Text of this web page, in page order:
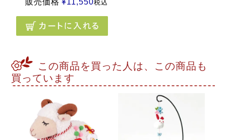
販売価格 ¥11,550税込
この商品を買った人は、この商品も
買っています